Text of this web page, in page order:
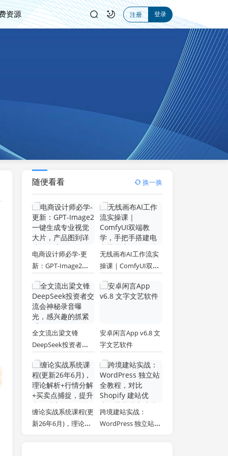
资源 注册 登录
随便看看 换一换
电商设计师必学-更
新：GPT-Image2一
片，产品图到详情页
全流程
无线画布AI工作流实
操课｜ComfyUI双端
商带货流程，一键批
量产出图文短视频素
全文流出梁文锋
DeepSeek投资者交
感兴趣的抓紧看
安卓闲言App v6.8 文
字文艺软件
缠论实战系统课程(更
新26年6月)，理论解
跨境建站实战：
WordPress 独立站全